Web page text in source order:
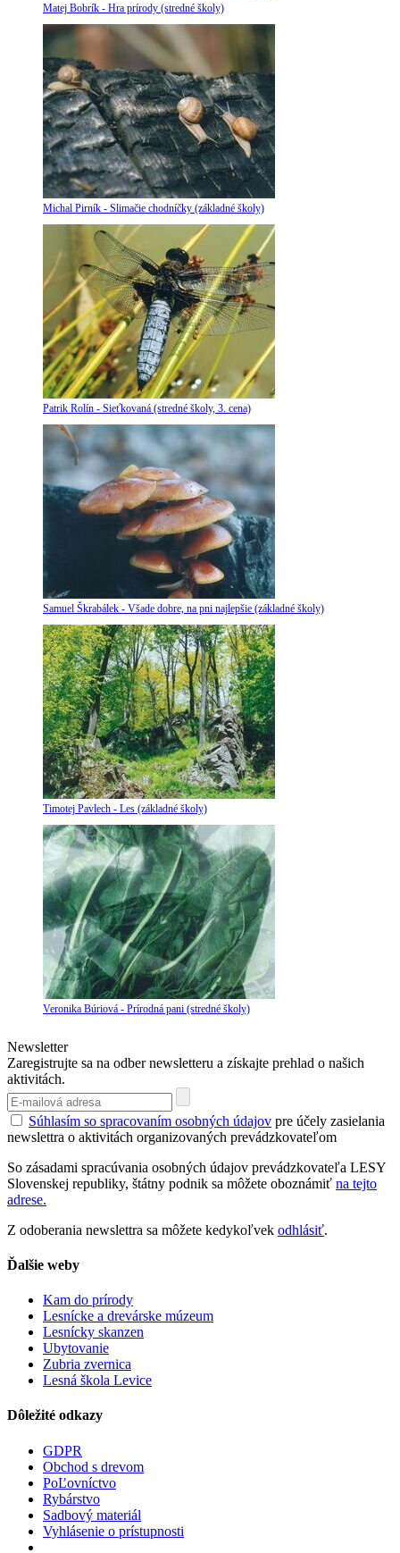
Matej Bobrík - Hra prírody (stredné školy)
Michal Pirník - Slimačie chodníčky (základné školy)
Patrik Rolín - Sieťkovaná (stredné školy, 3. cena)
Samuel Škrabálek - Všade dobre, na pni najlepšie (základné školy)
Timotej Pavlech - Les (základné školy)
Veronika Búriová - Prírodná pani (stredné školy)
Newsletter
Zaregistrujte sa na odber newsletteru a získajte prehlad o našich
aktivitách.
Súhlasím so spracovaním osobných údajov pre účely zasielania
newslettra o aktivitách organizovaných prevádzkovateľom
So zásadami spracúvania osobných údajov prevádzkovateľa LESY
Slovenskej republiky, štátny podnik sa môžete oboznámiť na tejto
adrese.
Z odoberania newslettra sa môžete kedykoľvek odhlásiť.
Ďalšie weby
Kam do prírody
Lesnícke a drevárske múzeum
Lesnícky skanzen
Ubytovanie
Zubria zvernica
Lesná škola Levice
Dôležité odkazy
GDPR
Obchod s drevom
PoĽovníctvo
Rybárstvo
Sadbový materiál
Vyhlásenie o prístupnosti